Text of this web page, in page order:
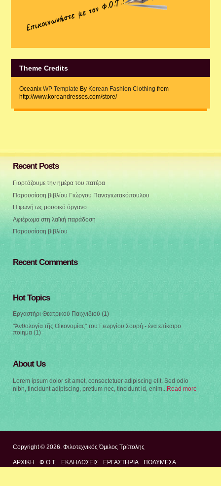
Theme Credits
Oceanix WP Template By Korean Fashion Clothing from
http://www.koreandresses.com/store/
Recent Posts
Γιορτάζουμε την ημέρα του πατέρα
Παρουσίαση βιβλίου Γιώργου Παναγιωτακόπουλου
Η φωνή ως μουσικό όργανο
Αφιέρωμα στη λαϊκή παράδοση
Παρουσίαση βιβλίου
Recent Comments
Hot Topics
Εργαστήρι Θεατρικού Παιχνιδιού (1)
"Ἀνθολογία τῆς Οἰκονομίας" του Γεωργίου Σουρή - ένα επίκαιρο
ποίημα (1)
About Us
Lorem ipsum dolor sit amet, consectetuer adipiscing elit. Sed odio
nibh, tincidunt adipiscing, pretium nec, tincidunt id, enim...
Read more
Copyright © 2026. Φιλοτεχνικός Όμιλος Τρίπολης
ΑΡΧΙΚΉ Φ.Ο.Τ. ΕΚΔΗΛΩΣΕΙΣ ΕΡΓΑΣΤΗΡΙΑ
ΠΟΛΥΜΈΣΑ